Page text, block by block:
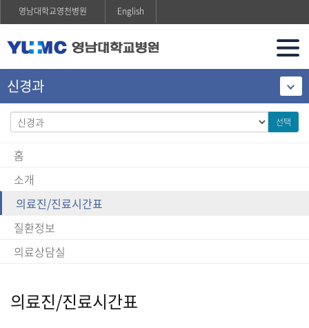
영남대학교영천병원 English
신경과
선택
홈
소개
의료진/진료시간표
질환정보
의료상담실
의료진/진료시간표